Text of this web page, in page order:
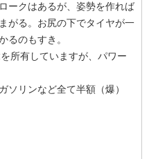
ークはあるが、姿勢を作れば
がる。お尻の下でタイヤが一
るのもすき。
所有していますが、パワー
ソリンなど全て半額（爆）